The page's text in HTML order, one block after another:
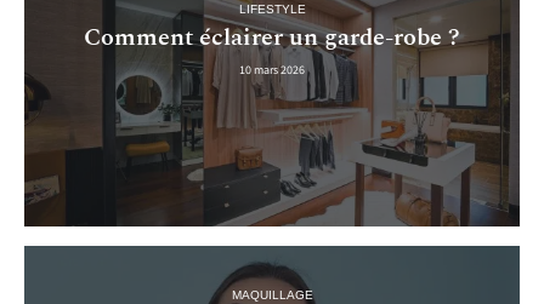
LIFESTYLE
Comment éclairer un garde-robe ?
10 mars 2026
MAQUILLAGE